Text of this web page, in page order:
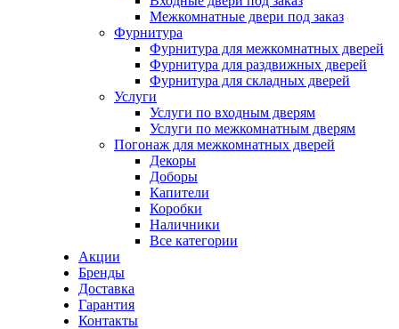
Межкомнатные двери под заказ
Фурнитура
Фурнитура для межкомнатных дверей
Фурнитура для раздвижных дверей
Фурнитура для складных дверей
Услуги
Услуги по входным дверям
Услуги по межкомнатным дверям
Погонаж для межкомнатных дверей
Декоры
Доборы
Капители
Коробки
Наличники
Все категории
Акции
Бренды
Доставка
Гарантия
Контакты